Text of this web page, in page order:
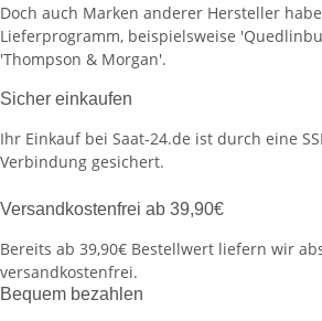
Doch auch Marken anderer Hersteller
Lieferprogramm, beispielsweise
'Thompson & Morgan'.
Sicher einkaufen
Ihr Einkauf bei Saat-24.de ist durch eine
Verbindung gesichert.
Versandkostenfrei ab 39,90€
Bereits ab 39,90€ Bestellwert liefern wir
versandkostenfrei.
Bequem bezahlen